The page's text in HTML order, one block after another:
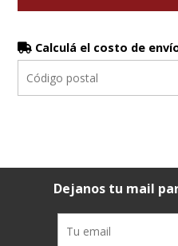
Calculá el costo de
Dejanos tu mail